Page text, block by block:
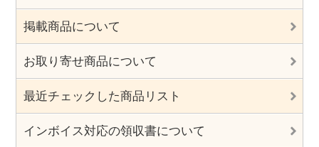
掲載商品について
お取り寄せ商品について
最近チェックした商品リスト
インボイス対応の領収書について